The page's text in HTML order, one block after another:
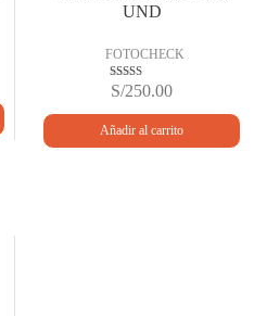
UND
FOTOCHECK
Valora
do en
2.62
de 5
S/250.00
Añadir al carrito